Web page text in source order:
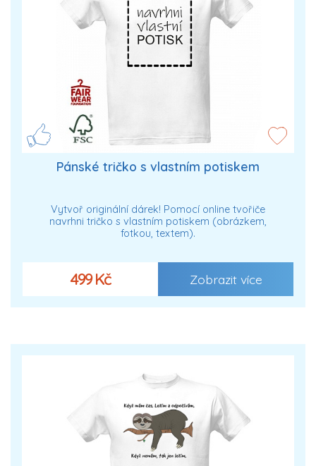
Pánské tričko s vlastním potiskem
Vytvoř originální dárek! Pomocí online tvořiče
navrhni tričko s vlastním potiskem (obrázkem,
fotkou, textem).
499 Kč Zobrazit více